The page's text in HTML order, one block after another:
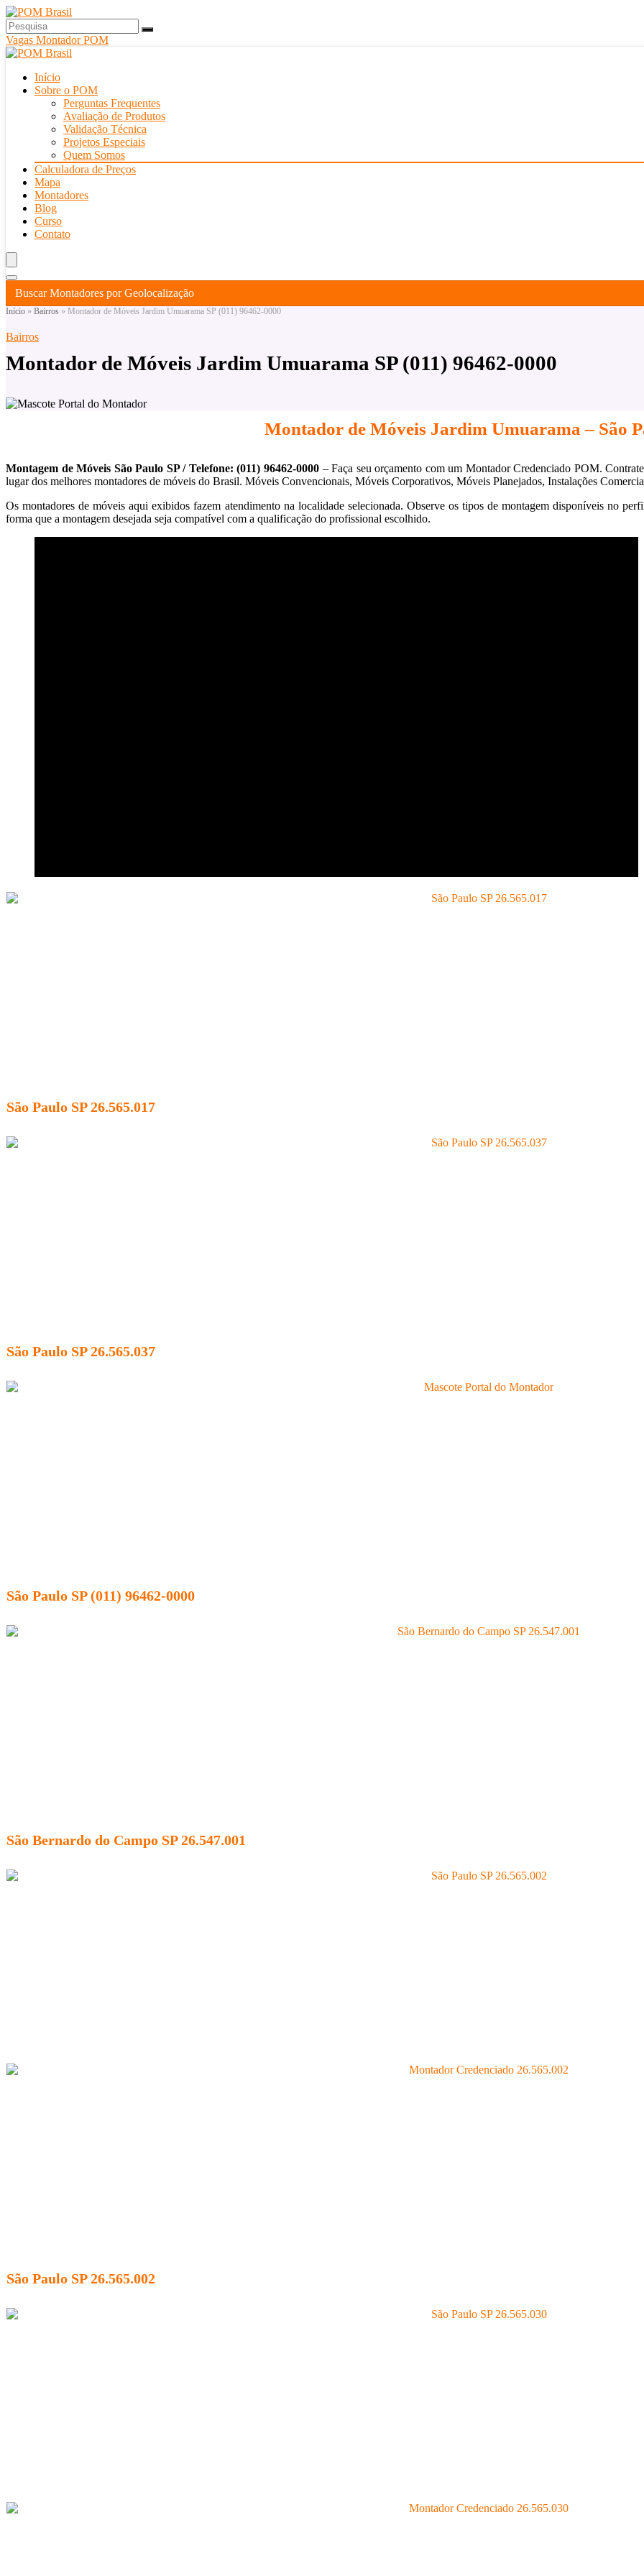
Vagas Montador POM
Início
Sobre o POM
Perguntas Frequentes
Avaliação de Produtos
Validação Técnica
Projetos Especiais
Quem Somos
Calculadora de Preços
Mapa
Montadores
Blog
Curso
Contato
Buscar Montadores por Geolocalização
Início » Bairros » Montador de Móveis Jardim Umuarama SP (011) 96462-0000
Bairros
Montador de Móveis Jardim Umuarama SP (011) 96462-0000
Montador de Móveis Jardim Umuarama – São
Montagem de Móveis São Paulo SP / Telefone: (011) 96462-0000– Faça seu orçamento com um Montador Credenciado POM.
lugar dos melhores montadores de móveis do Brasil. Móveis Convencionais, Móveis Corporativos, Móveis Planejados, Instalações
Os montadores de móveis aqui exibidos fazem atendimento na localidade selecionada. Observe os tipos de montagem disponíveis no
forma que a montagem desejada seja compatível com a qualificação do profissional escolhido.
São Paulo SP 26.565.017
São Paulo SP 26.565.037
São Paulo SP (011) 96462-0000
São Bernardo do Campo SP 26.547.001
São Paulo SP 26.565.002